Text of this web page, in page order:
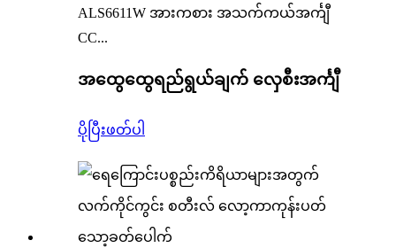
ALS6611W အားကစား အသက်ကယ်အင်္ကျီ
CC...
အထွေထွေရည်ရွယ်ချက် လှေစီးအင်္ကျီ
ပိုပြီးဖတ်ပါ